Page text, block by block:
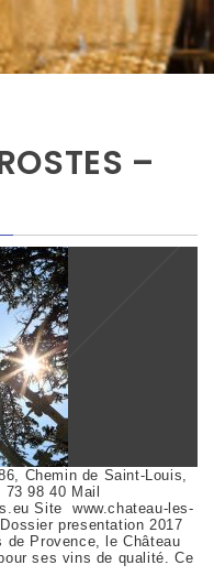
–
Chemin de Saint-Louis,
73 98 40 Mail
Site www.chateau-les-
presentation 2017
Provence, le Château
ses vins de qualité. Ce